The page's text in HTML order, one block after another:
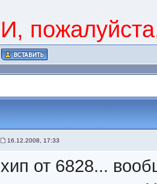
И,
16.12.2008, 17:33
хип от 6828...